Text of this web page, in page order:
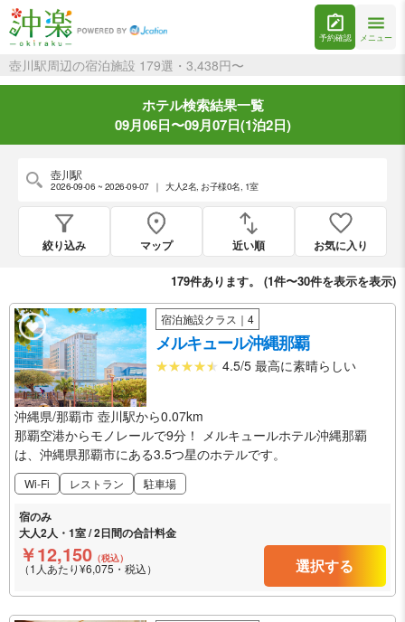
予約確認 メニュー
壺川駅周辺の宿泊施設 179選・3,438円〜
ホテル検索結果一覧
09月06日〜09月07日(1泊2日)
壺川駅
2026-09-06 ~ 2026-09-07 ｜ 大人2名, お子様0名, 1室
絞り込み マップ 近い順 お気に入り
179件あります。 (1件〜30件を表示を表示)
宿泊施設クラス｜4
メルキュール沖縄那覇
4.5/5 最高に素晴らしい
沖縄県/那覇市 壺川駅から0.07km
那覇空港からモノレールで9分！ メルキュールホテル沖縄那覇
は、沖縄県那覇市にある3.5つ星のホテルです。
Wi-Fi レストラン 駐車場
宿のみ
大人2人・1室 / 2日間の合計料金
￥12,150 （税込）
（1人あたり¥6,075・税込） 選択する